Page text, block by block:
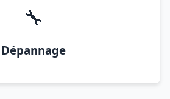
🔧
Dépannage